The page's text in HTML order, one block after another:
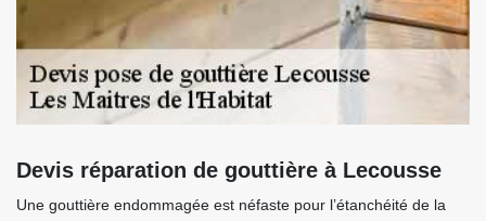
Devis réparation de gouttière à Lecousse
Une gouttière endommagée est néfaste pour l’étanchéité de la